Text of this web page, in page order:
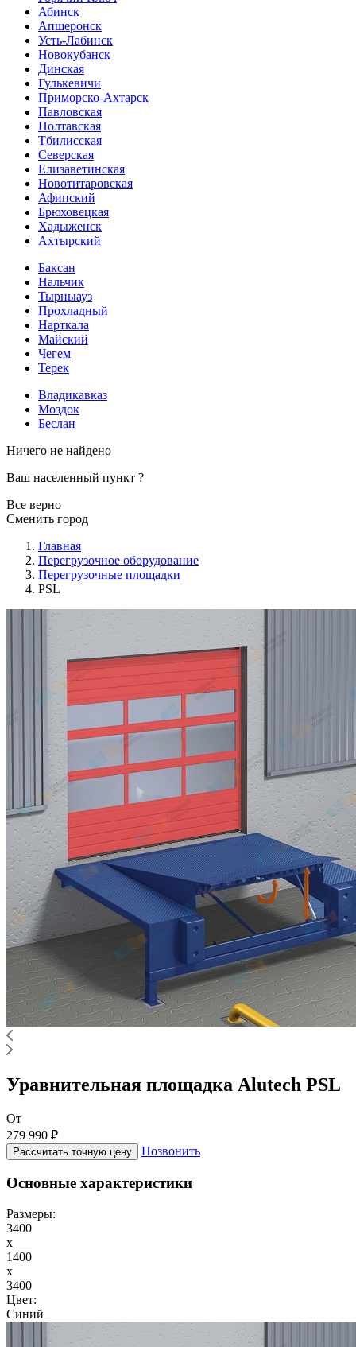
Абинск
Апшеронск
Усть-Лабинск
Новокубанск
Динская
Гулькевичи
Приморско-Ахтарск
Павловская
Полтавская
Тбилисская
Северская
Елизаветинская
Новотитаровская
Афипский
Брюховецкая
Хадыженск
Ахтырский
Баксан
Нальчик
Тырныауз
Прохладный
Нарткала
Майский
Чегем
Терек
Владикавказ
Моздок
Беслан
Ничего не найдено
Ваш населенный пункт ?
Все верно
Сменить город
Главная
Перегрузочное оборудование
Перегрузочные площадки
PSL
Уравнительная площадка Alutech PSL
От
279 990 ₽
Рассчитать точную цену Позвонить
Основные характеристики
Размеры:
3400
x
1400
x
3400
Цвет:
Синий